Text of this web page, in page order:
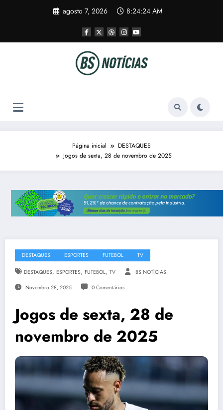
agosto 7, 2026 8:24:25 AM
Página inicial
DESTAQUES
Jogos de sexta, 28 de novembro de 2025
DESTAQUES ESPORTES FUTEBOL TV
DESTAQUES, ESPORTES, FUTEBOL, TV BS NOTÍCIAS
Novembro 28, 2025 0 Comentários
Jogos de sexta, 28 de
novembro de 2025